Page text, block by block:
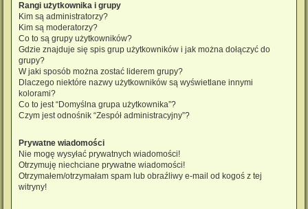
Rangi użytkownika i grupy
Kim są administratorzy?
Kim są moderatorzy?
Co to są grupy użytkowników?
Gdzie znajduje się spis grup użytkowników i jak można dołączyć do
grupy?
W jaki sposób można zostać liderem grupy?
Dlaczego niektóre nazwy użytkowników są wyświetlane innymi
kolorami?
Co to jest “Domyślna grupa użytkownika”?
Czym jest odnośnik “Zespół administracyjny”?
Prywatne wiadomości
Nie mogę wysyłać prywatnych wiadomości!
Otrzymuję niechciane prywatne wiadomości!
Otrzymałem/otrzymałam spam lub obraźliwy e-mail od kogoś z tej
witryny!